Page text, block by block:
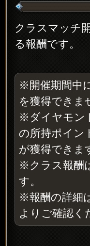
クラスマッチ
る報酬です。
※開催期間中
を獲得できま
※ダイヤモン
の所持ポイン
が獲得できま
※クラス報酬
す。
※報酬の詳細
よりご確認く